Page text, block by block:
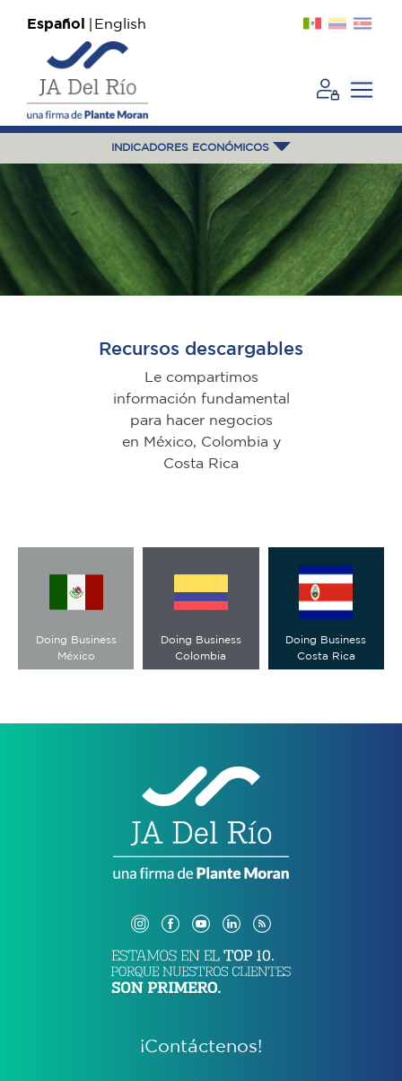
Español English
INDICADORES ECONÓMICOS
Recursos descargables
Le compartimos
información fundamental
para hacer negocios
en México, Colombia y
Costa Rica
Doing Business
México
Doing Business
Colombia
Doing Business
Costa Rica
¡Contáctenos!